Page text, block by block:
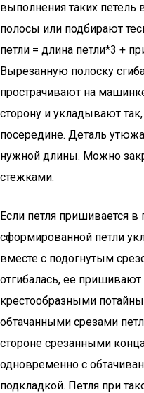
выполнения таких
полосы или подбирают
петли = длина петли*3 +
Вырезанную полоску
прострачивают на
сторону и укладывают
посередине. Деталь
нужной длины. Можно
стежками.
Если петля пришивается
сформированной петли
вместе с подогнутым
отгибалась, ее
крестообразными
обтачанными срезами
стороне срезанными
одновременно с
подкладкой. Петля при